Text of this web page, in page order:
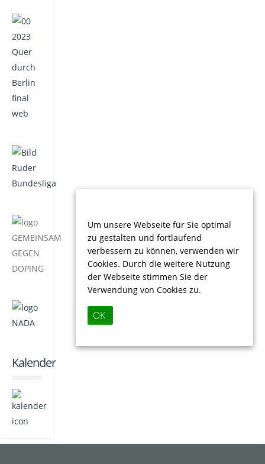
Kalender
Um unsere Webseite für Sie optimal
zu gestalten und fortlaufend
verbessern zu können, verwenden wir
Cookies. Durch die weitere Nutzung
der Webseite stimmen Sie der
Verwendung von Cookies zu.
OK